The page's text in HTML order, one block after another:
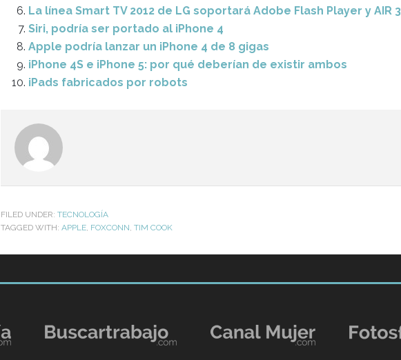
La línea Smart TV 2012 de LG soportará Adobe Flash Player y AIR 3
Siri, podría ser portado al iPhone 4
Apple podría lanzar un iPhone 4 de 8 gigas
iPhone 4S e iPhone 5: por qué deberían de existir ambos
iPads fabricados por robots
FILED UNDER: TECNOLOGÍA
TAGGED WITH: APPLE, FOXCONN, TIM COOK